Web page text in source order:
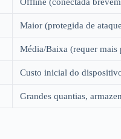
Maior (protegida de
Média/Baixa (requer mais
Custo inicial do
Grandes quantias,